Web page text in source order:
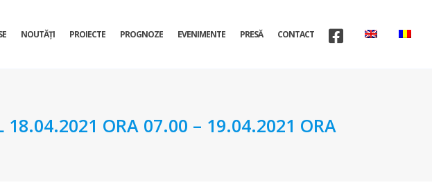
NOUTĂȚI PROIECTE PROGNOZE EVENIMENTE PRESĂ CONTACT
18.04.2021 ORA 07.00 – 19.04.2021 ORA